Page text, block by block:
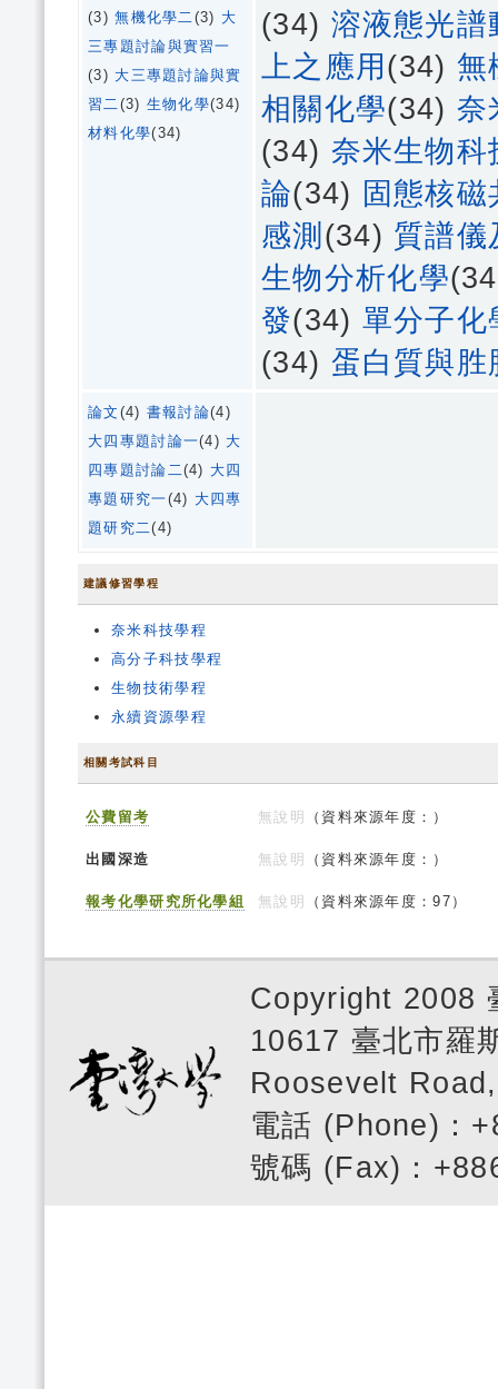
(3)無機化學二(3) 大
三專題討論與實習一
(3) 大三專題討論與實
習二(3) 生物化學(34)
材料化學(34)
(34) 溶液態光
上之應用 (34) 無
相關化學(34) 奈
(34) 奈米生物科
論(34) 固態核
感測 (34) 質譜儀
生物分析化學
發(34) 單分子化
(34) 蛋白質與胜
論文 (4) 書報討論(4)
大四專題討論一(4) 大
四專題討論二(4) 大四
專題研究一(4) 大四專
題研究二(4)
建議修習學程
奈米科技學程
高分子科技學程
生物技術學程
永續資源學程
相關考試科目
公費留考 無說明 （資料來源年度：）
出國深造 無說明 （資料來源年度：）
報考化學研究所化學組 無說明 （資料來源年度：97）
Copyright 2008
10617 臺北市
Roosevelt
電話 (Phone)
號碼 (Fax)：